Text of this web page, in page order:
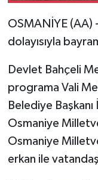
OSMANİYE (AA)
dolayısıyla
Devlet Bahçeli
programa Vali
Belediye
Osmaniye
Osmaniye
erkan ile